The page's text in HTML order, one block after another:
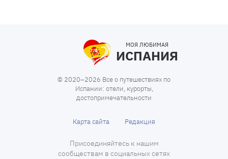
МОЯ ЛЮБИМАЯ
ИСПАНИЯ
© 2020–2026 Все о путешествиях по
Испании: отели, курорты,
достопримечательности
Карта сайта Редакция
Присоединяйтесь к нашим
сообществам в социальных сетях